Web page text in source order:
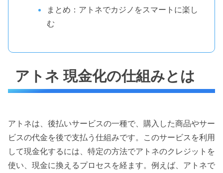
まとめ：アトネでカジノをスマートに楽し
む
アトネ 現金化の仕組みとは
アトネは、後払いサービスの一種で、購入した商品やサー
ビスの代金を後で支払う仕組みです。このサービスを利用
して現金化するには、特定の方法でアトネのクレジットを
使い、現金に換えるプロセスを経ます。例えば、アトネで